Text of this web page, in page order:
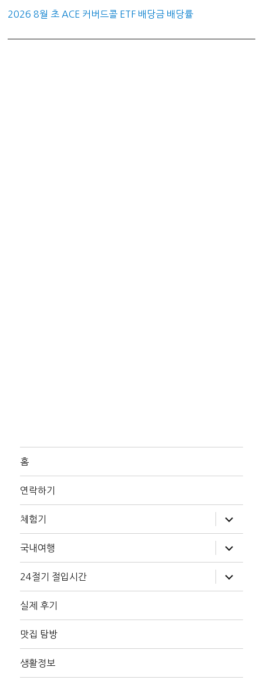
2026 8월 초 ACE 커버드콜 ETF 배당금 배당률
홈
연락하기
체험기
위
메
확
장
국내여행
위
메
확
장
24절기 절입시간
위
메
장
실제 후기
맛집 탐방
생활정보